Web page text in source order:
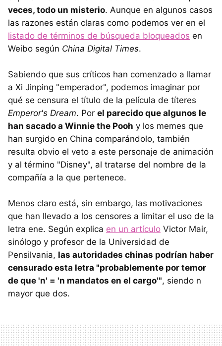
veces, todo un misterio. Aunque en algunos casos
las razones están claras como podemos ver en el
listado de términos de búsqueda bloqueados en
Weibo según China Digital Times.
Sabiendo que sus críticos han comenzado a llamar
a Xi Jinping "emperador", podemos imaginar por
qué se censura el título de la película de títeres
Emperor's Dream. Por el parecido que algunos le
han sacado a Winnie the Pooh y los memes que
han surgido en China comparándolo, también
resulta obvio el veto a este personaje de animación
y al término "Disney", al tratarse del nombre de la
compañía a la que pertenece.
Menos claro está, sin embargo, las motivaciones
que han llevado a los censores a limitar el uso de la
letra ene. Según explica en un artículo Victor Mair,
sinólogo y profesor de la Universidad de
Pensilvania, las autoridades chinas podrían haber
censurado esta letra "probablemente por temor
de que 'n' = 'n mandatos en el cargo'", siendo n
mayor que dos.